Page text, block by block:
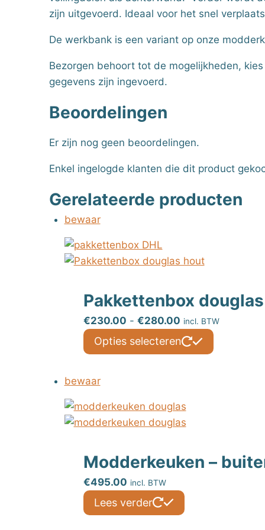
zijn uitgevoerd. Ideaal voor het snel
De werkbank is een variant op onze
Bezorgen behoort tot de mogelijkheden,
gegevens zijn ingevoerd.
Beoordelingen
Er zijn nog geen beoordelingen.
Enkel ingelogde klanten die dit product
Gerelateerde producten
bewaar
Pakkettenbox
€230.00 - €280.00Prijsklasse:
€230.00
tot
incl. BTW
Opties selecteren
Dit
product
gekozen
bewaar
Modderkeuken –
€495.00 incl. BTW
Lees verder